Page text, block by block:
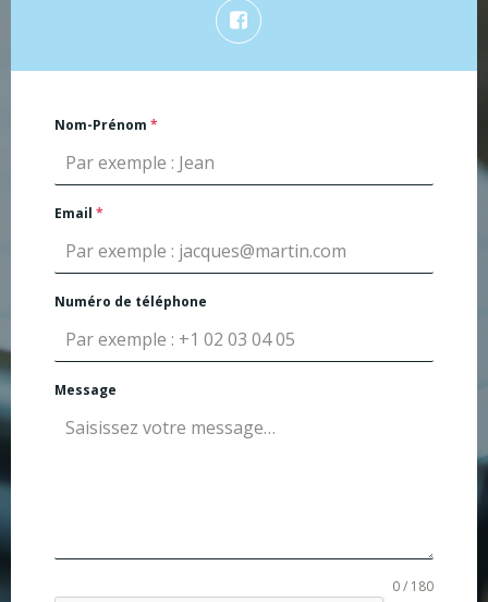
Nom-Prénom *
Email *
Numéro de téléphone
Message
0 / 180